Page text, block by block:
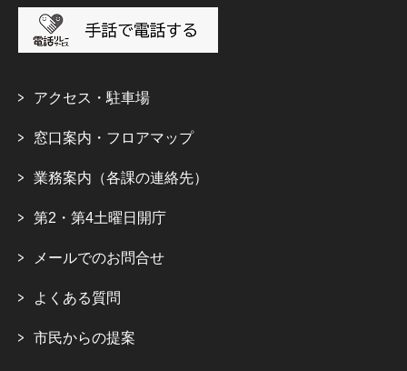
アクセス・駐車場
窓口案内・フロアマップ
業務案内（各課の連絡先）
第2・第4土曜日開庁
メールでのお問合せ
よくある質問
市民からの提案